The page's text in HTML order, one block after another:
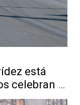
está
celebran el